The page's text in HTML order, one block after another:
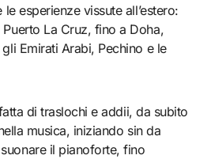
esperienze vissute all’estero:
Puerto La Cruz, fino a Doha,
Emirati Arabi, Pechino e le
di traslochi e addii, da subito
musica, iniziando sin da
il pianoforte, fino